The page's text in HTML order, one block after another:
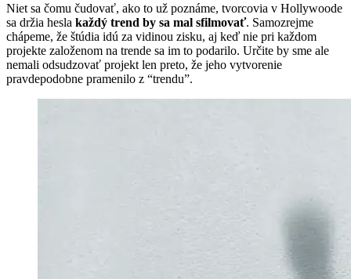
Niet sa čomu čudovať, ako to už poznáme, tvorcovia v Hollywoode
sa držia hesla každý trend by sa mal sfilmovať. Samozrejme
chápeme, že štúdia idú za vidinou zisku, aj keď nie pri každom
projekte založenom na trende sa im to podarilo. Určite by sme ale
nemali odsudzovať projekt len preto, že jeho vytvorenie
pravdepodobne pramenilo z “trendu”.